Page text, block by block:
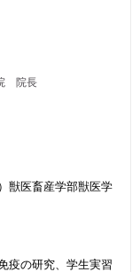
院長
獣医畜産学部獣医学
疫の研究、学生実習